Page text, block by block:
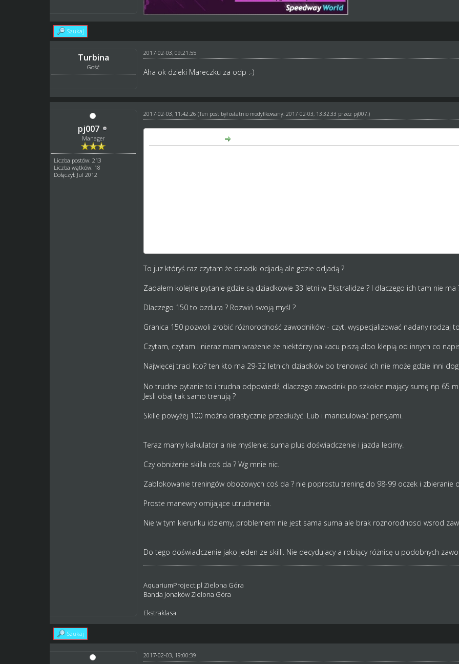
Szukaj
Turbina
Gość
2017-02-03, 09:21:55
Aha ok dzieki Mareczku za odp :-)
pj007
Manager
Liczba postów: 213
Liczba wątków: 18
Dołączył: Jul 2012
2017-02-03, 11:42:26 (Ten post był ostatnio modyfikowany: 2017-02-03, 13:32:33 przez pj007 .)
To juz któryś raz czytam że dziadki odjadą ale gdzie odjadą ?
Zadałem kolejne pytanie gdzie są dziadkowie 33 letni w Ekstralidze ? I dlaczego ich tam nie ma
Dlaczego 150 to bzdura ? Rozwiń swoją myśl ?
Granica 150 pozwoli zrobić różnorodność zawodników - czyt. wyspecjalizować nadany rodzaj
Czytam, czytam i nieraz mam wrażenie że niektórzy na kacu piszą albo klepią od innych co
Najwięcej traci kto? ten kto ma 29-32 letnich dziadków bo trenować ich nie może gdzie inni
No trudne pytanie to i trudna odpowiedź, dlaczego zawodnik po szkołce mający sumę np 65
Jesli obaj tak samo trenują ?
Skille powyżej 100 można drastycznie przedłużyć. Lub i manipulować pensjami.
Teraz mamy kalkulator a nie myślenie: suma plus doświadczenie i jazda lecimy.
Czy obniżenie skilla coś da ? Wg mnie nic.
Zablokowanie treningów obozowych coś da ? nie poprostu trening do 98-99 oczek i zbieranie
Proste manewry omijające utrudnienia.
Nie w tym kierunku idziemy, problemem nie jest sama suma ale brak roznorodnosci wsrod
Do tego doświadczenie jako jeden ze skilli. Nie decydujacy a robiący różnicę u podobnych
AquariumProject.pl Zielona Góra
Banda Jonaków Zielona Góra
Ekstraklasa
Szukaj
2017-02-03, 19:00:39